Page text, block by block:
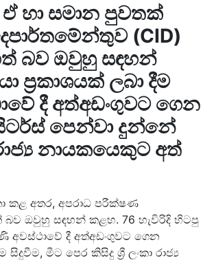
හා සමාන පුවතක්
(CID)
බව ඔවුහු සඳහන්
ප්‍රකාශයක් ලබා දීම
දී අත්අඩංගුවට ගෙන
පෙන්වා දුන්නේ
නායකයෙකුට අත්
කළ අතර, අපරාධ පරීක්ෂණ
බව ඔවුහු සඳහන් කළහ. 76 හැවිරිදි හිටපු
අවස්ථාවේ දී අත්අඩංගුවට ගෙන
මීට පෙර කිසිදු ශ්‍රී ලංකා රාජ්‍ය